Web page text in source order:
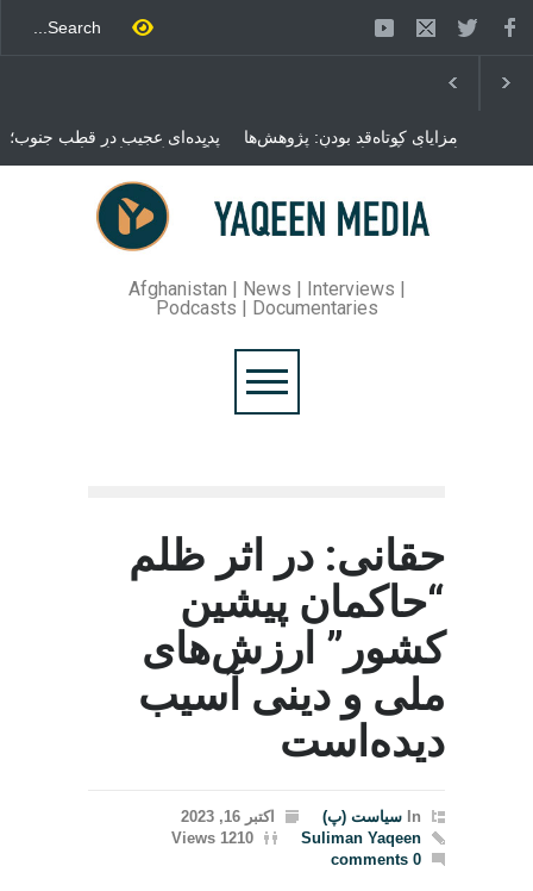
پدیده‌ای عجیب در قطب جنوب؛
پنگوئنی که هزاران بار در روز
می‌خوابد
مزایای کوتاه‌قد بودن: پژوهش‌ها
از فواید آن برای سلامتی
می‌گویند
محمدباقر قالیباف، رئیس
مجلس ایران، با انتقاد تند از
سیاست‌های دونالد ترمپ اعلام
کرد که واشنگتن تلاش دارد با
روند گفتگوها را از مسیر
مذاکره به سمت تسلیم سوق
دهد.
Afghanistan | News | Interviews |
Podcasts | Documentaries
حقانی: در اثر ظلم
“حاکمان پیشین
کشور” ارزش‌های
ملی و دینی آسیب‌
دیده‌است
In سیاست (پ)
اکتبر 16, 2023
Suliman Yaqeen
1210 Views
0 comments